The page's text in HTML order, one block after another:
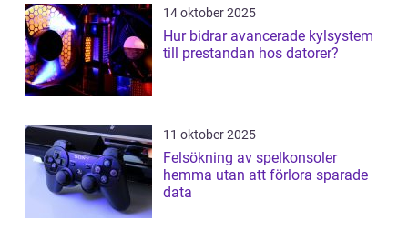
14 oktober 2025
Hur bidrar avancerade kylsystem
till prestandan hos datorer?
11 oktober 2025
Felsökning av spelkonsoler
hemma utan att förlora sparade
data